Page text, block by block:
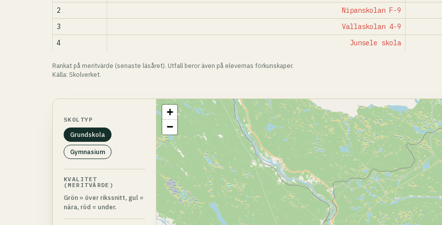
2
Nipanskolan F-9
3
Vallaskolan 4-9
4
Junsele skola
Rankat på meritvärde (senaste läsåret). Utfall beror även på elevernas förkunskaper.
Källa: Skolverket.
SKOLTYP
Grundskola
Gymnasium
KVALITET
(MERITVÄRDE)
Grön = över rikssnitt, gul =
nära, röd = under.
+
−